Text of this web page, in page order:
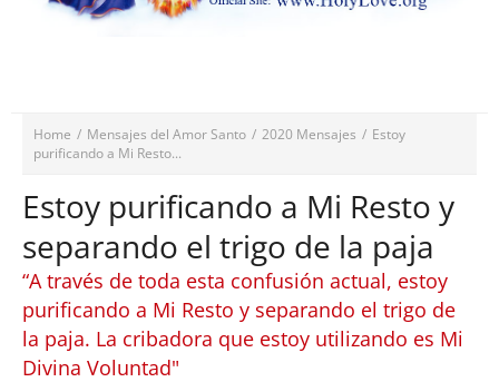
Home / Mensajes del Amor Santo / 2020 Mensajes / Estoy
purificando a Mi Resto...
Estoy purificando a Mi Resto y
separando el trigo de la paja
“A través de toda esta confusión actual, estoy
purificando a Mi Resto y separando el trigo de
la paja. La cribadora que estoy utilizando es Mi
Divina Voluntad"